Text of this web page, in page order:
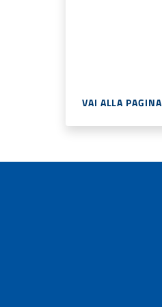
VAI ALLA PAGINA